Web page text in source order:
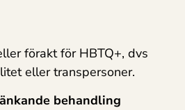
förakt för HBTQ+, dvs
eller transpersoner.
behandling